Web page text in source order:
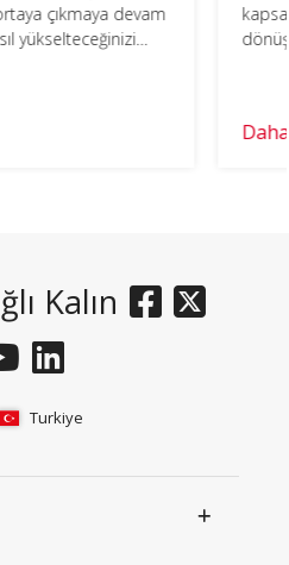
çıkmaya devam
yükselteceğinizi
Kalın
Turkiye